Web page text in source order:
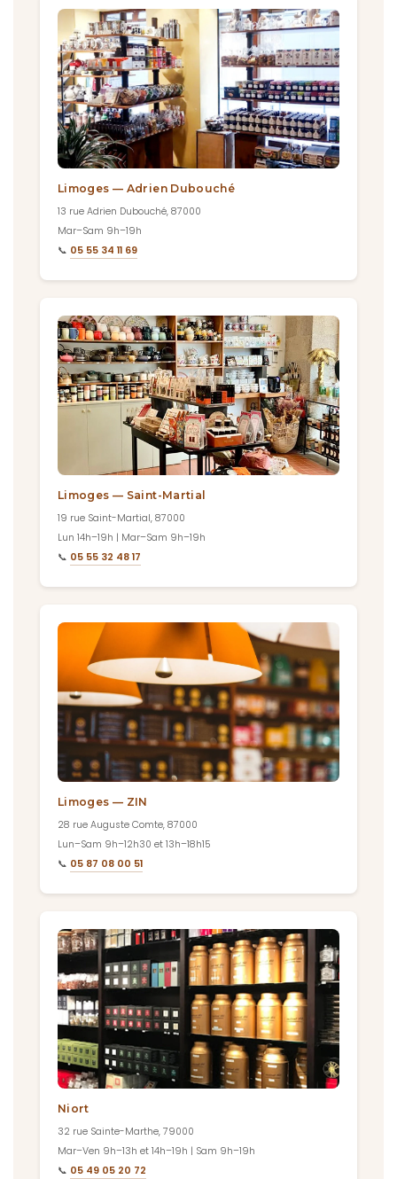
Limoges — Adrien Dubouché
13 rue Adrien Dubouché, 87000
Mar–Sam 9h–19h
📞 05 55 34 11 69
Limoges — Saint-Martial
19 rue Saint-Martial, 87000
Lun 14h–19h | Mar–Sam 9h–19h
📞 05 55 32 48 17
Limoges — ZIN
28 rue Auguste Comte, 87000
Lun–Sam 9h–12h30 et 13h–18h15
📞 05 87 08 00 51
Niort
32 rue Sainte-Marthe, 79000
Mar–Ven 9h–13h et 14h–19h | Sam 9h–19h
📞 05 49 05 20 72